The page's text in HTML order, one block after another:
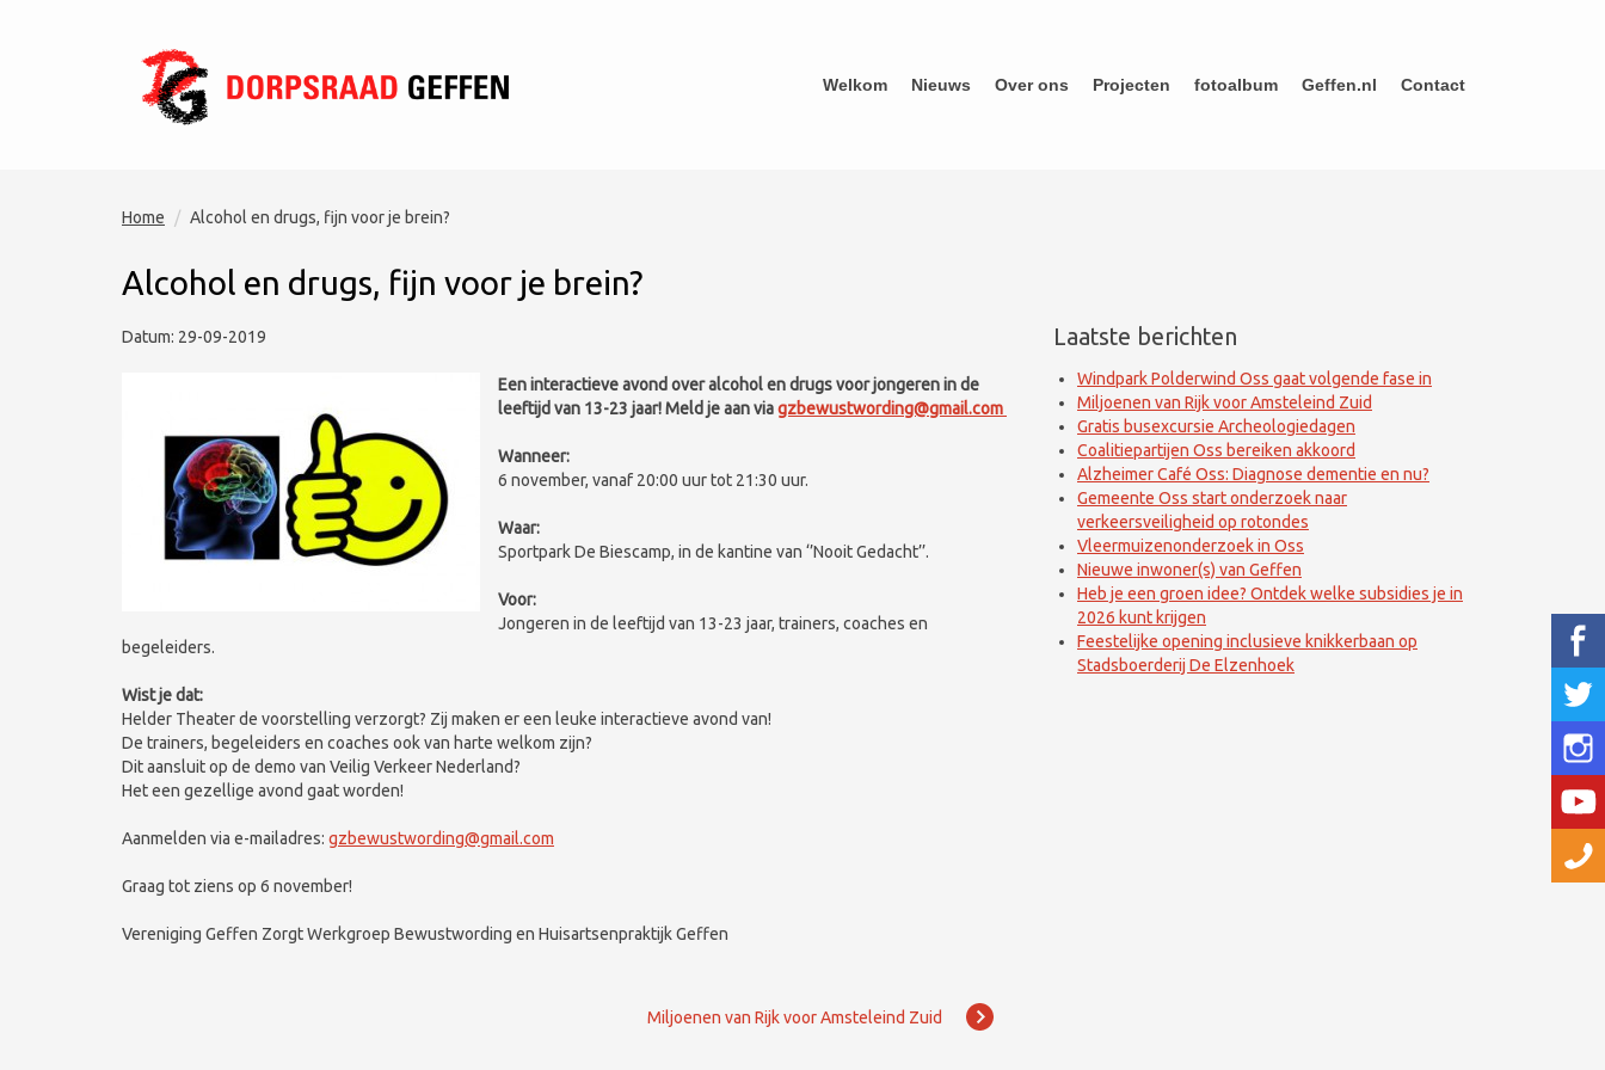
Welkom Nieuws Over ons Projecten fotoalbum Geffen.nl Contact
Home Alcohol en drugs, fijn voor je brein?
Alcohol en drugs, fijn voor je brein?
Datum: 29-09-2019
Een interactieve avond over alcohol en drugs voor jongeren in de
leeftijd van 13-23 jaar! Meld je aan viagzbewustwording@gmail.com
Wanneer:
6 november, vanaf 20:00 uur tot 21:30 uur.
Waar:
Sportpark De Biescamp, in de kantine van ‘’Nooit Gedacht’’.
Voor:
Jongeren in de leeftijd van 13-23 jaar, trainers, coaches en
begeleiders.
Wist je dat:
Helder Theater de voorstelling verzorgt? Zij maken er een leuke interactieve avond van!
De trainers, begeleiders en coaches ook van harte welkom zijn?
Dit aansluit op de demo van Veilig Verkeer Nederland?
Het een gezellige avond gaat worden!
Aanmelden via e-mailadres: gzbewustwording@gmail.com
Graag tot ziens op 6 november!
Vereniging Geffen Zorgt Werkgroep Bewustwording en Huisartsenpraktijk Geffen
Miljoenen van Rijk voor Amsteleind Zuid
Laatste berichten
Windpark Polderwind Oss gaat volgende fase in
Miljoenen van Rijk voor Amsteleind Zuid
Gratis busexcursie Archeologiedagen
Coalitiepartijen Oss bereiken akkoord
Alzheimer Café Oss: Diagnose dementie en nu?
Gemeente Oss start onderzoek naar
verkeersveiligheid op rotondes
Vleermuizenonderzoek in Oss
Nieuwe inwoner(s) van Geffen
Heb je een groen idee? Ontdek welke subsidies je in
2026 kunt krijgen
Feestelijke opening inclusieve knikkerbaan op
Stadsboerderij De Elzenhoek